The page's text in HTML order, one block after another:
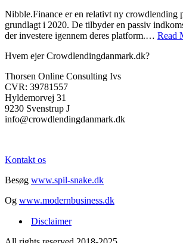
Nibble.Finance er en relativt ny crowdlending
grundlagt i 2020. De tilbyder en passiv
der investere igennem deres platform.… Read
Hvem ejer Crowdlendingdanmark.dk?
Thorsen Online Consulting Ivs
CVR: 39781557
Hyldemorvej 31
9230 Svenstrup J
info@crowdlendingdanmark.dk
Kontakt os
Besøg www.spil-snake.dk
Og www.modernbusiness.dk
Disclaimer